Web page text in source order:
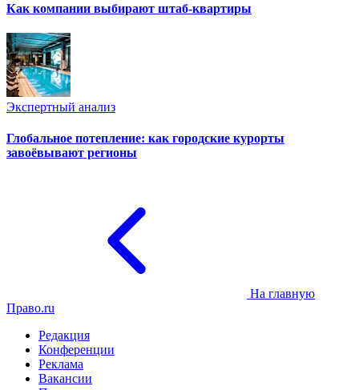
Как компании выбирают штаб-квартиры
Экспертный анализ
Глобальное потепление: как городские курорты
завоёвывают регионы
На главную
Право.ru
Редакция
Конференции
Реклама
Вакансии